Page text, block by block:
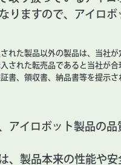
りますので、アイロボ
れた製品以外の製品は、当社
された転売品であると当社が
書、領収書、納品書等を提示
アイロボット製品の品
、製品本来の性能や